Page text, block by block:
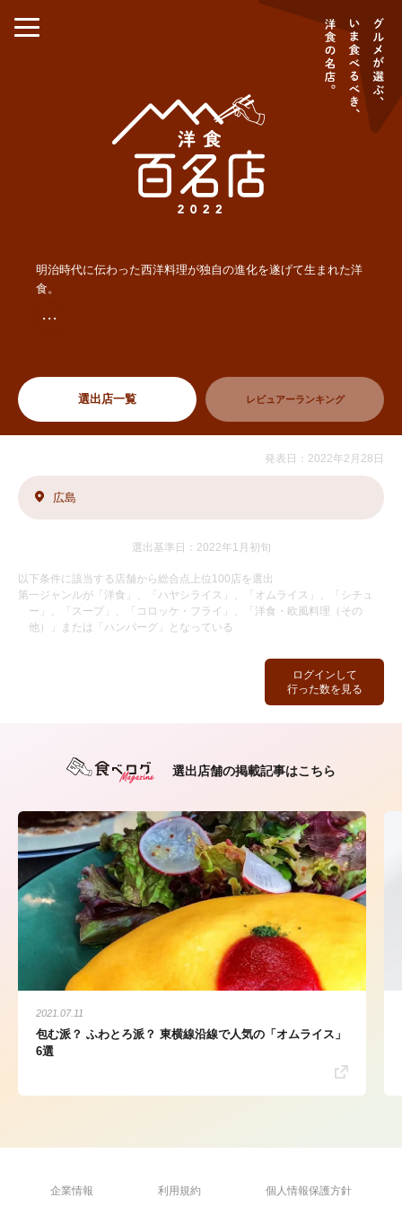
明治時代に伝わった西洋料理が独自の進化を遂げて生まれた洋
食。
・・・
選出店一覧 レビュアーランキング
ログインして
行った数を見る
発表日：2022年2月28日
広島
選出基準日：2022年1月初旬
以下条件に該当する店舗から総合点上位100店を選出
第一ジャンルが「洋食」、「ハヤシライス」、「オムライス」、「シチュ
ー」、「スープ」、「コロッケ・フライ」、「洋食・欧風料理（その
他）」または「ハンバーグ」となっている
選出店舗の掲載記事はこちら
2021.07.11
包む派？ ふわとろ派？ 東横線沿線で人気の「オムライス」
6選
企業情報 利用規約 個人情報保護方針